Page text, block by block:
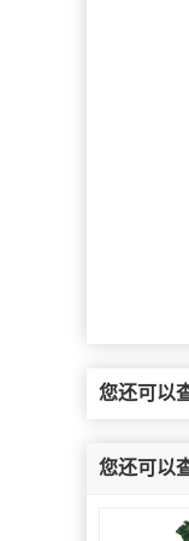
您还可以
您还可以